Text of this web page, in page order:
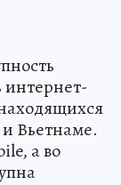
интернет-
Вьетнаме.
а во